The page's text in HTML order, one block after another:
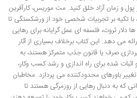
و زمان آزاد خلق کنید. مت موریس، کارآفرین
با تکیه بر تجربیات شخصی خود از ورشکستگی تا
دلار ثروت، فلسفه ای عمل گرایانه برای رهایی
می دهد. این کتاب برخلاف بسیاری از آثار
صرف یا قانون جذب متمرکز هستند، به
اثبات شده برای راه اندازی و رشد کسب وکار،
باورهای محدودکننده می پردازد. مخاطبان
که به دنبال رهایی از روزمرگی هستند تا